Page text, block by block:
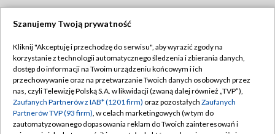
TVP
Abonament TVP
Emisja w TVP
Centrum informacji TVP
Regulamin TVP
Polityka prywatności
Moje zgody
Szanujemy Twoją prywatność
Kliknij "Akceptuję i przechodzę do serwisu", aby wyrazić zgody na
korzystanie z technologii automatycznego śledzenia i zbierania danych,
dostęp do informacji na Twoim urządzeniu końcowym i ich
przechowywanie oraz na przetwarzanie Twoich danych osobowych przez
nas, czyli Telewizję Polską S.A. w likwidacji (zwaną dalej również „TVP”),
Zaufanych Partnerów z IAB* (1201 firm) oraz pozostałych Zaufanych
Partnerów TVP (93 firm), w celach marketingowych (w tym do
zautomatyzowanego dopasowania reklam do Twoich zainteresowań i